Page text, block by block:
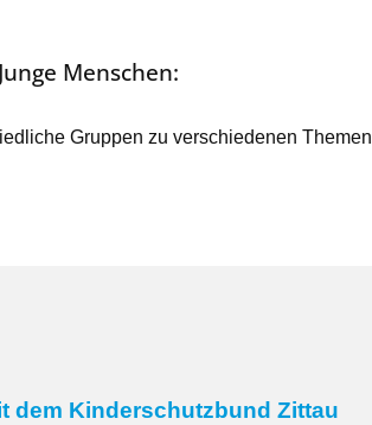
Menschen:
Gruppen zu verschiedenen Themen
dem Kinderschutzbund Zittau